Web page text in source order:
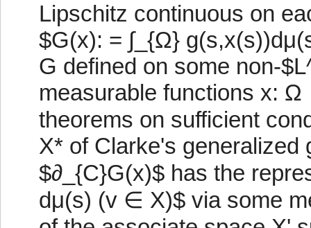
Lipschitz continuous on
$G(x): = ∫_{Ω}
G defined on some non-
measurable functions x:
theorems on sufficient
X* of Clarke's generalized
$∂_{C}G(x)$ has the
dμ(s) (v ∈ X)$ via some